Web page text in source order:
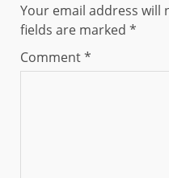
Your email address will
fields are marked *
Comment*